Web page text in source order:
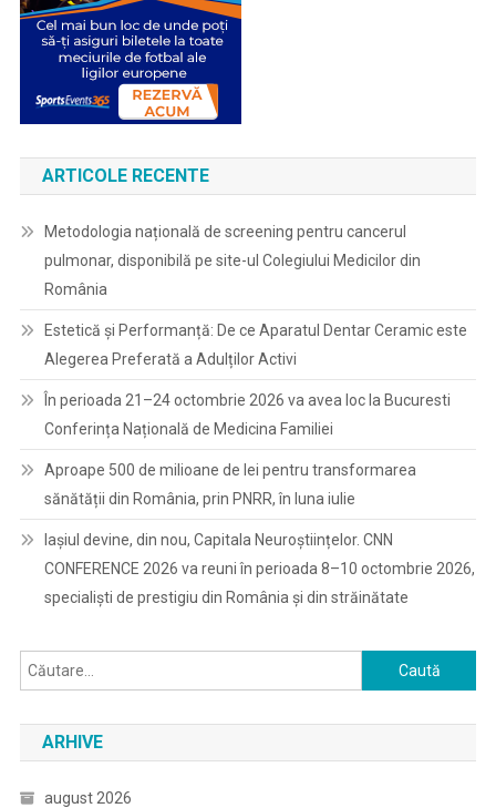
ARTICOLE RECENTE
Metodologia națională de screening pentru cancerul
pulmonar, disponibilă pe site-ul Colegiului Medicilor din
România
Estetică și Performanță: De ce Aparatul Dentar Ceramic este
Alegerea Preferată a Adulților Activi
În perioada 21–24 octombrie 2026 va avea loc la Bucuresti
Conferința Națională de Medicina Familiei
Aproape 500 de milioane de lei pentru transformarea
sănătății din România, prin PNRR, în luna iulie
Iașiul devine, din nou, Capitala Neuroștiințelor. CNN
CONFERENCE 2026 va reuni în perioada 8–10 octombrie 2026,
specialiști de prestigiu din România și din străinătate
Caută
după:
ARHIVE
august 2026